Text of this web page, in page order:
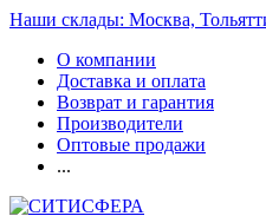
Наши склады: Москва,
О компании
Доставка и оплата
Возврат и гарантия
Производители
Оптовые продажи
...